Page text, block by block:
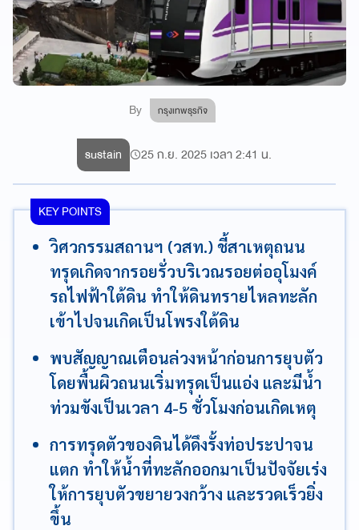
By กรุงเทพธุรกิจ
sustain 25 ก.ย. 2025 เวลา 2:41 น.
KEY POINTS
วิศวกรรมสถานฯ (วสท.) ชี้สาเหตุถนน
ทรุดเกิดจากรอยรั่วบริเวณรอยต่ออุโมงค์
รถไฟฟ้าใต้ดิน ทำให้ดินทรายไหลทะลัก
เข้าไปจนเกิดเป็นโพรงใต้ดิน
พบสัญญาณเตือนล่วงหน้าก่อนการยุบตัว
โดยพื้นผิวถนนเริ่มทรุดเป็นแอ่ง และมีน้ำ
ท่วมขังเป็นเวลา 4-5 ชั่วโมงก่อนเกิดเหตุ
การทรุดตัวของดินได้ดึงรั้งท่อประปาจน
แตก ทำให้น้ำที่ทะลักออกมาเป็นปัจจัยเร่ง
ให้การยุบตัวขยายวงกว้าง และรวดเร็วยิ่ง
ขึ้น